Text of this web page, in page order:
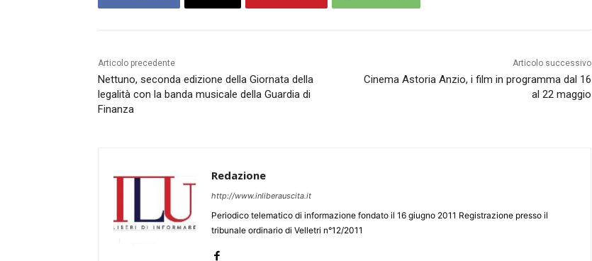
Articolo precedente
Nettuno, seconda edizione della Giornata della
legalità con la banda musicale della Guardia di
Finanza
Articolo successivo
Cinema Astoria Anzio, i film in programma dal 16
al 22 maggio
Redazione
http://www.inliberauscita.it
Periodico telematico di informazione fondato il 16 giugno 2011 Registrazione presso il
tribunale ordinario di Velletri n°12/2011